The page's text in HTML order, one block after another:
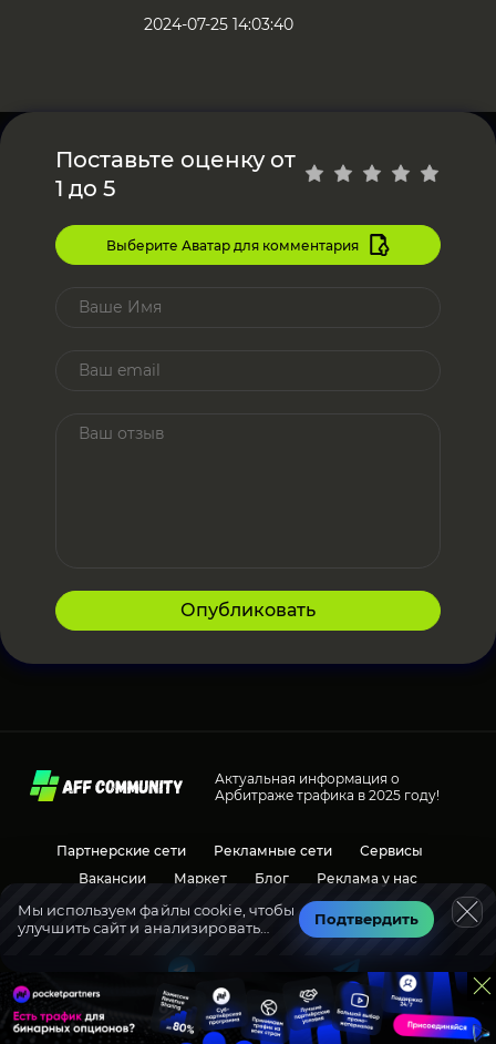
2024-07-25 14:03:40
Поставьте оценку от
1 до 5
Выберите Аватар для комментария
Опубликовать
Актуальная информация о
Арбитраже трафика в 2025 году!
Партнерские сети Рекламные сети
Сервисы
Вакансии
Маркет Блог Реклама у нас
Социальные сети Обсуждения
Мы используем файлы cookie, чтобы
улучшить сайт и анализировать
Подтвердить